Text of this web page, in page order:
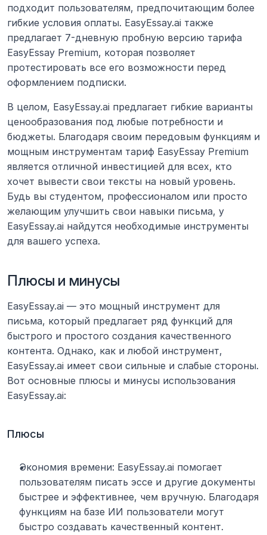
подходит пользователям, предпочитающим более
гибкие условия оплаты. EasyEssay.ai также
предлагает 7-дневную пробную версию тарифа
EasyEssay Premium, которая позволяет
протестировать все его возможности перед
оформлением подписки.
В целом, EasyEssay.ai предлагает гибкие варианты
ценообразования под любые потребности и
бюджеты. Благодаря своим передовым функциям и
мощным инструментам тариф EasyEssay Premium
является отличной инвестицией для всех, кто
хочет вывести свои тексты на новый уровень.
Будь вы студентом, профессионалом или просто
желающим улучшить свои навыки письма, у
EasyEssay.ai найдутся необходимые инструменты
для вашего успеха.
Плюсы и минусы
EasyEssay.ai — это мощный инструмент для
письма, который предлагает ряд функций для
быстрого и простого создания качественного
контента. Однако, как и любой инструмент,
EasyEssay.ai имеет свои сильные и слабые стороны.
Вот основные плюсы и минусы использования
EasyEssay.ai:
Плюсы
Экономия времени: EasyEssay.ai помогает
пользователям писать эссе и другие документы
быстрее и эффективнее, чем вручную. Благодаря
функциям на базе ИИ пользователи могут
быстро создавать качественный контент.